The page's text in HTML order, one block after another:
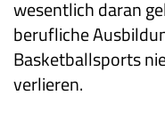
wesentlich daran
berufliche
Basketballsports
verlieren.